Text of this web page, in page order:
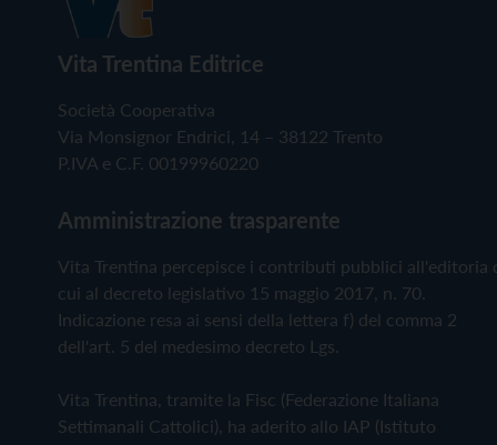
Vita Trentina Editrice
Società Cooperativa
Via Monsignor Endrici, 14 – 38122 Trento
P.IVA e C.F. 00199960220
Amministrazione trasparente
Vita Trentina percepisce i contributi pubblici all'editoria
cui al decreto legislativo 15 maggio 2017, n. 70.
Indicazione resa ai sensi della lettera f) del comma 2
dell'art. 5 del medesimo decreto Lgs.
Vita Trentina, tramite la Fisc (Federazione Italiana
Settimanali Cattolici), ha aderito allo IAP (Istituto